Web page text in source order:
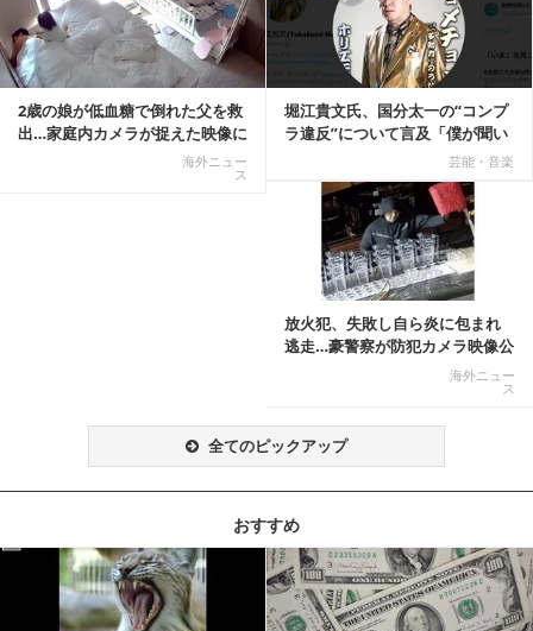
2歳の娘が低血糖で倒れた父を救
出…家庭内カメラが捉えた映像に
海外ニュー
ス
堀江貴文氏、国分太一の“コンプ
ラ違反”について言及「僕が聞い
芸能・音楽
放火犯、失敗し自ら炎に包まれ
逃走…豪警察が防犯カメラ映像公
海外ニュー
ス
全てのピックアップ
おすすめ
記事を読む